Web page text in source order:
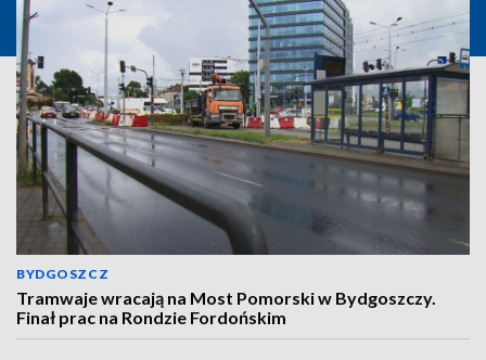
BYDGOSZCZ
Tramwaje wracają na Most Pomorski w Bydgoszczy.
Finał prac na Rondzie Fordońskim